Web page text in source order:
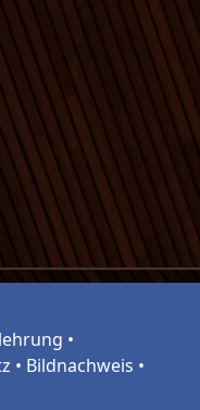
•
• Bildnachweis •